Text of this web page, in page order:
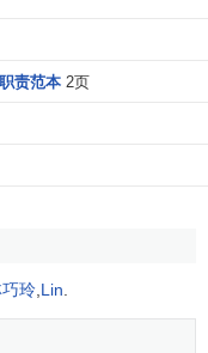
上、经济上或历史
会主义的人，始终承
能保证意志有最严
志服从于一个人的意
讲清了厂长的必要性
、连续性的大生产
效率的
责范本 2页
玲 Lin